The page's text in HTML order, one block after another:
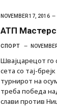
NOVEMBER 17, 2016
АТП
СПОРТ
Швајцарецот го
сета со тај-
турнирот на
треба победа
слави против